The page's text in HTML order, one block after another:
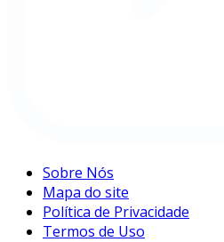
Sobre Nós
Mapa do site
Política de Privacidade
Termos de Uso